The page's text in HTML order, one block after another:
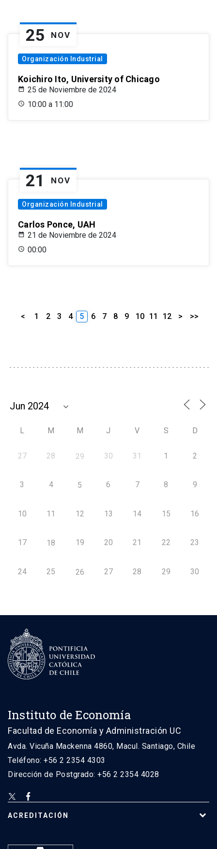
25 NOV
Organización Industrial
Koichiro Ito, University of Chicago
25 de Noviembre de 2024
10:00 a 11:00
21 NOV
Organización Industrial
Carlos Ponce, UAH
21 de Noviembre de 2024
00:00
< 1 2 3 4 5 6 7 8 9 10 11 12 > >>
L M M J V S D
27 28 29 30 31 1 2
3 4 5 6 7 8 9
10 11 12 13 14 15 16
17 18 19 20 21 22 23
24 25 26 27 28 29 30
Instituto de Economía
Facultad de Economía y Administración UC
Avda. Vicuña Mackenna 4860, Macul. Santiago, Chile
Teléfono: +56 2 2354 4303
Dirección de Postgrado: +56 2 2354 4028
ACREDITACIÓN